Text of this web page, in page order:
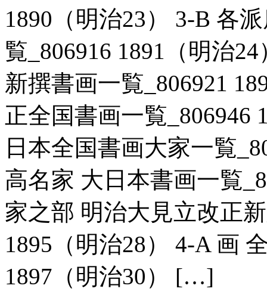
1890（明治23） 3-B 各
覧_806916 1891（明治
新撰書画一覧_806921
正全国書画一覧_806946
日本全国書画大家一覧
高名家 大日本書画一覧
家之部 明治大見立改正
1895（明治28） 4-A 画
1897（明治30） […]